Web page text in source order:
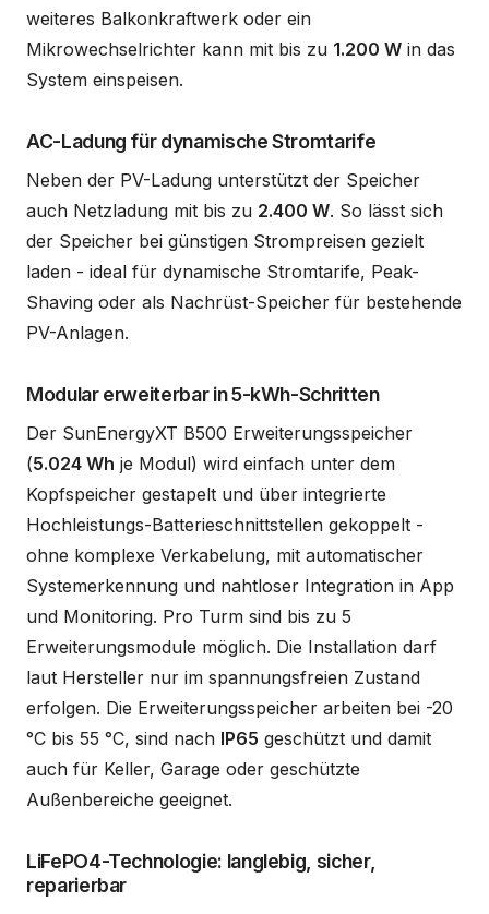
weiteres Balkonkraftwerk oder ein
Mikrowechselrichter kann mit bis zu 1.200 W in das
System einspeisen.
AC-Ladung für dynamische Stromtarife
Neben der PV-Ladung unterstützt der Speicher
auch Netzladung mit bis zu 2.400 W. So lässt sich
der Speicher bei günstigen Strompreisen gezielt
laden - ideal für dynamische Stromtarife, Peak-
Shaving oder als Nachrüst-Speicher für bestehende
PV-Anlagen.
Modular erweiterbar in 5-kWh-Schritten
Der SunEnergyXT B500 Erweiterungsspeicher
(5.024 Wh je Modul) wird einfach unter dem
Kopfspeicher gestapelt und über integrierte
Hochleistungs-Batterieschnittstellen gekoppelt -
ohne komplexe Verkabelung, mit automatischer
Systemerkennung und nahtloser Integration in App
und Monitoring. Pro Turm sind bis zu 5
Erweiterungsmodule möglich. Die Installation darf
laut Hersteller nur im spannungsfreien Zustand
erfolgen. Die Erweiterungsspeicher arbeiten bei -20
°C bis 55 °C, sind nach IP65 geschützt und damit
auch für Keller, Garage oder geschützte
Außenbereiche geeignet.
LiFePO4-Technologie: langlebig, sicher,
reparierbar